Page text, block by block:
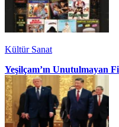
Kültür Sanat
Yeşilçam’ın Unutulmayan